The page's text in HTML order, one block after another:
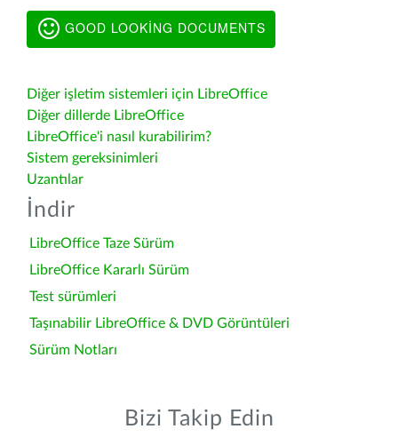
GOOD LOOKING DOCUMENTS
Diğer işletim sistemleri için LibreOffice
Diğer dillerde LibreOffice
LibreOffice'i nasıl kurabilirim?
Sistem gereksinimleri
Uzantılar
İndir
LibreOffice Taze Sürüm
LibreOffice Kararlı Sürüm
Test sürümleri
Taşınabilir LibreOffice & DVD Görüntüleri
Sürüm Notları
Bizi Takip Edin